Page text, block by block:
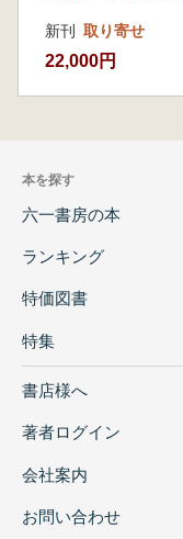
新刊 取り寄せ
22,000円
本を探す
六一書房の本
ランキング
特価図書
特集
書店様へ
著者ログイン
会社案内
お問い合わせ